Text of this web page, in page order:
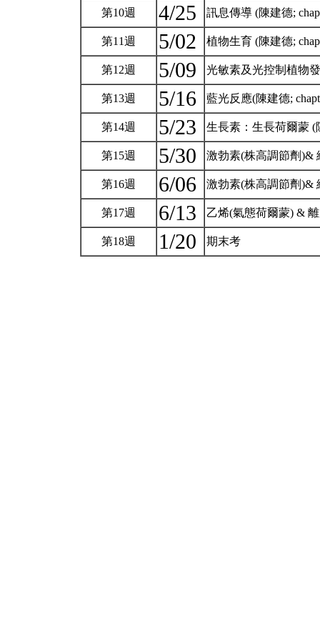
第10週 4/25 訊息傳導 (陳建德;
第11週 5/02 植物生育 (陳建德;
第12週 5/09 光敏素及光控制植物
第13週 5/16 藍光反應(陳建德;
第14週 5/23 生長素：生長荷爾蒙 (
第15週 5/30 激勃素(株高調節劑)&
第16週 6/06 激勃素(株高調節劑)&
第17週 6/13 乙烯(氣態荷爾蒙) &
第18週 1/20 期末考